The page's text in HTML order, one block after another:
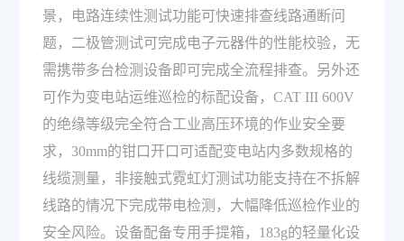
景，电路连续性测试功能可快速排查线路通断问
题，二极管测试可完成电子元器件的性能校验，无
需携带多台检测设备即可完成全流程排查。另外还
可作为变电站运维巡检的标配设备，CAT III 600V
的绝缘等级完全符合工业高压环境的作业安全要
求，30mm的钳口开口可适配变电站内多数规格的
线缆测量，非接触式霓虹灯测试功能支持在不拆解
线路的情况下完成带电检测，大幅降低巡检作业的
安全风险。设备配备专用手提箱，183g的轻量化设